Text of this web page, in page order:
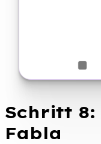
Schritt
Fabla